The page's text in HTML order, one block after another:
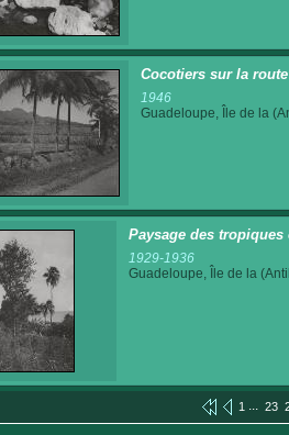
Cocotiers sur la
1946
Guadeloupe, Île de la
Paysage des
1929-1936
Guadeloupe, Île de la
1 ... 23